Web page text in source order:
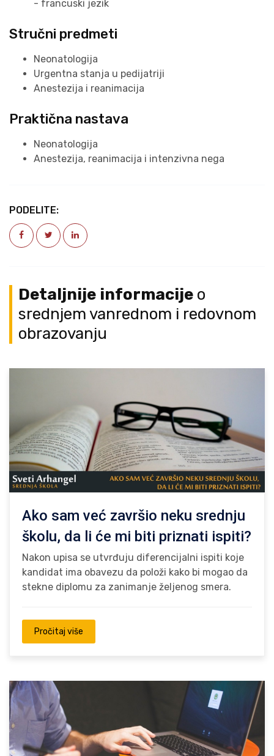
- francuski jezik
Stručni predmeti
Neonatologija
Urgentna stanja u pedijatriji
Anestezija i reanimacija
Praktična nastava
Neonatologija
Anestezija, reanimacija i intenzivna nega
PODELITE:
Detaljnije informacije o
srednjem vanrednom i redovnom
obrazovanju
Ako sam već završio neku srednju
školu, da li će mi biti priznati ispiti?
Nakon upisa se utvrđuju diferencijalni ispiti koje
kandidat ima obavezu da položi kako bi mogao da
stekne diplomu za zanimanje željenog smera.
Pročitaj više